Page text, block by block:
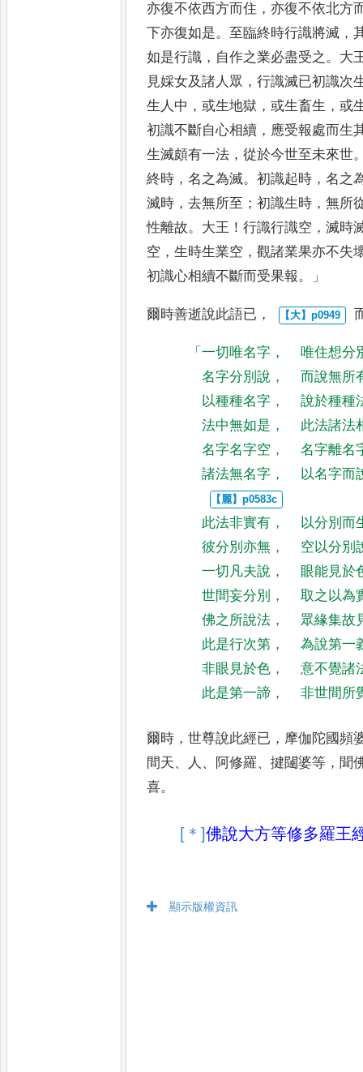
亦復不依西方而住 ，亦復不依北方
下亦復如是。 至臨終時行識將滅 ，
如是行識 ， 自作之業必盡受之。 大
見婇女及諸人 眾 ，行識滅已初識次
生人 中 ，或生地獄 ，或生畜生 ，或
初識不斷自心相續 ， 應受報處而生
生滅頗有一法 ，從於今世至未來世
終時 ，名之為滅。初識起時 ，名之
滅時 ，去無所至 ；初識生時 ，無所
性離故。 大王 ！行識行識空 ，滅時
空 ，生時生業空 ，觀諸業果亦不失
初識心相續不斷而受果報。」
爾時善逝說此語已 ，
「一切唯名字 ，
唯住想分
名字分別說 ，
而說無所
以種種名字 ，
說於種種
法中無如是 ，
此法諸法
名字名字空 ，
名字離名
諸法無名字 ， 以名字而
此法非實有 ，
以分別而
彼分別亦無 ，
空以分別
一切凡夫說 ，
眼能見於
世間妄分別 ，
取之以為
佛之所說法 ，
眾緣集故
此是行次第 ，
為說第一
非眼見於色 ，
意不覺諸
此是第一諦 ， 非世間所
爾時 ，世尊說此經已 ， 摩伽陀國頻
間天、 人 、 阿修羅、揵闥婆等 ， 聞
喜。
[＊]佛說大方等修多羅王
顯示版權資訊